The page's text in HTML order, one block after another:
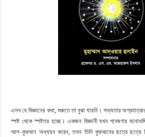
এসব যে বিজ্ঞানের কথা, শুরুতে তা বুঝা যায়নি। সভ্যতার অগ্রযাত্রার
স্পষ্ট থেকে স্পষ্টতর হচ্ছে। একজন বিজ্ঞানী যখন গবেষণার
আল-কুরআন অধ্যয়ন করেন, তখন তিনি কুরআনের ছত্রে ছত্রে